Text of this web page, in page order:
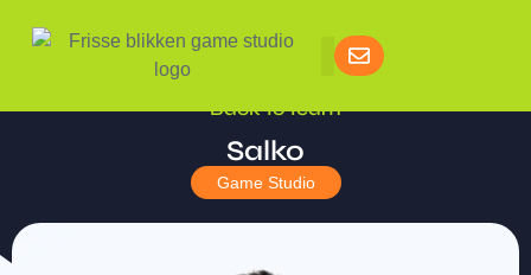
Back to team
Salko
Game Studio